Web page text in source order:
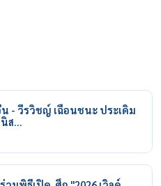
- วีรวิชญ์ เฉือนชนะ ประเดิม
นิส…